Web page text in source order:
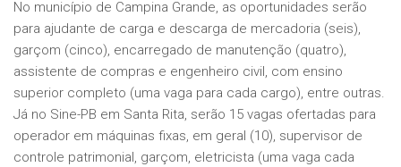
No município de Campina Grande, as oportunidades serão
para ajudante de carga e descarga de mercadoria (seis),
garçom (cinco), encarregado de manutenção (quatro),
assistente de compras e engenheiro civil, com ensino
superior completo (uma vaga para cada cargo), entre outras.
Já no Sine-PB em Santa Rita, serão 15 vagas ofertadas para
operador em máquinas fixas, em geral (10), supervisor de
controle patrimonial, garçom, eletricista (uma vaga cada